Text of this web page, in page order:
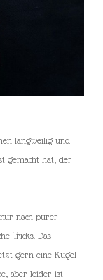
langweilig und
gemacht hat, der
nach purer
Tricks. Das
gern eine Kugel
aber leider ist